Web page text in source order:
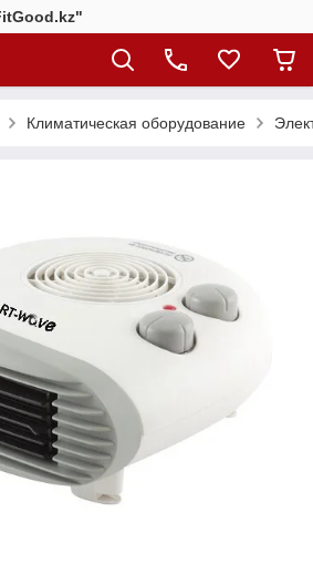
Климатическая оборудование